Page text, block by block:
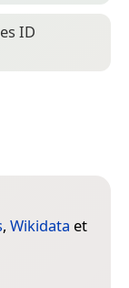
ID
, Wikidata et